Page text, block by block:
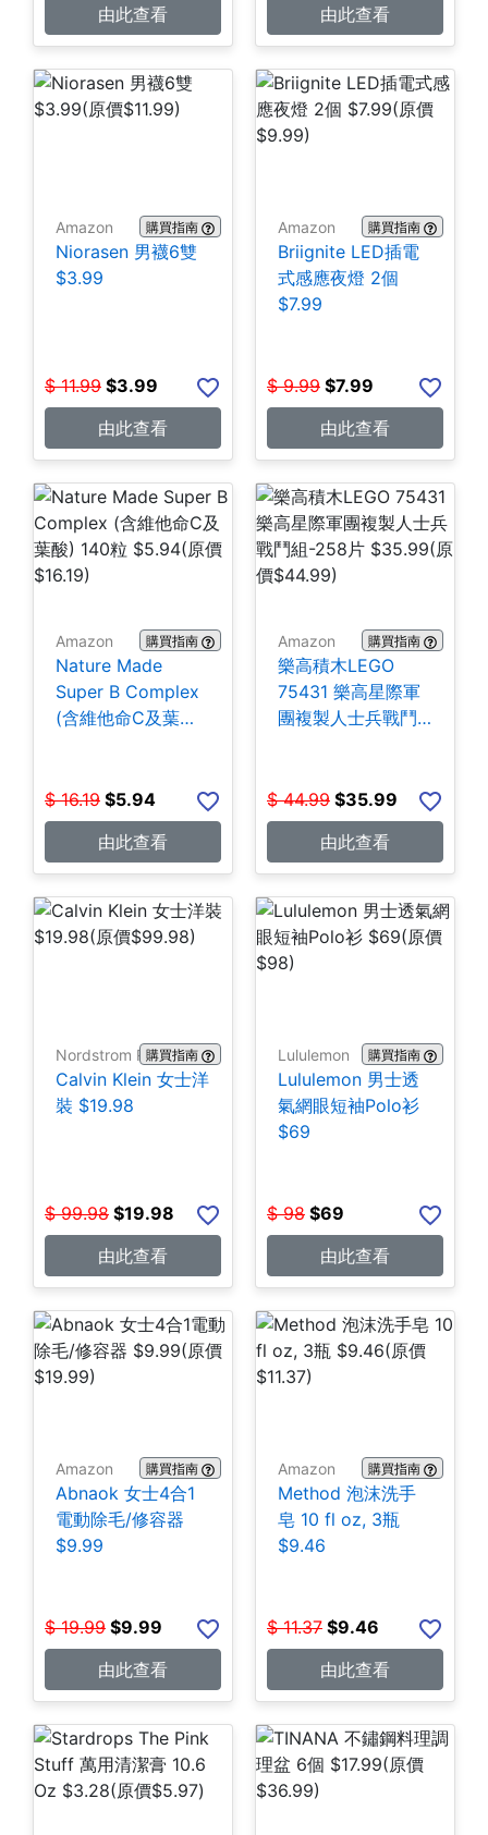
由此查看
由此查看
Amazon 購買指南
Niorasen 男襪6雙
$3.99
$ 11.99 $3.99
由此查看
Amazon 購買指南
Briignite LED插電
式感應夜燈 2個
$7.99
$ 9.99 $7.99
由此查看
Amazon 購買指南
Nature Made
Super B Complex
(含維他命C及葉酸)
$ 16.19 $5.94
由此查看
Amazon 購買指南
樂高積木LEGO
75431 樂高星際軍
團複製人士兵戰鬥
$ 44.99 $35.99
由此查看
Nordstrom Rack購買指南
Calvin Klein 女士洋
裝 $19.98
$ 99.98 $19.98
由此查看
Lululemon 購買指南
Lululemon 男士透
氣網眼短袖Polo衫
$69
$ 98 $69
由此查看
Amazon 購買指南
Abnaok 女士4合1
電動除毛/修容器
$9.99
$ 19.99 $9.99
由此查看
Amazon 購買指南
Method 泡沫洗手
皂 10 fl oz, 3瓶
$9.46
$ 11.37 $9.46
由此查看